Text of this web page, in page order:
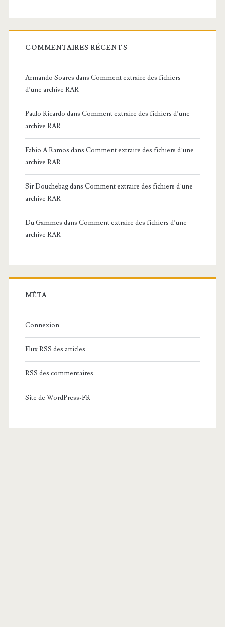
COMMENTAIRES RÉCENTS
Armando Soares dans Comment extraire des fichiers
d’une archive RAR
Paulo Ricardo dans Comment extraire des fichiers d’une
archive RAR
Fabio A Ramos dans Comment extraire des fichiers d’une
archive RAR
Sir Douchebagdans Comment extraire des fichiers d’une
archive RAR
Du Gammes dans Comment extraire des fichiers d’une
archive RAR
MÉTA
Connexion
FluxRSS des articles
RSS des commentaires
Site de WordPress-FR